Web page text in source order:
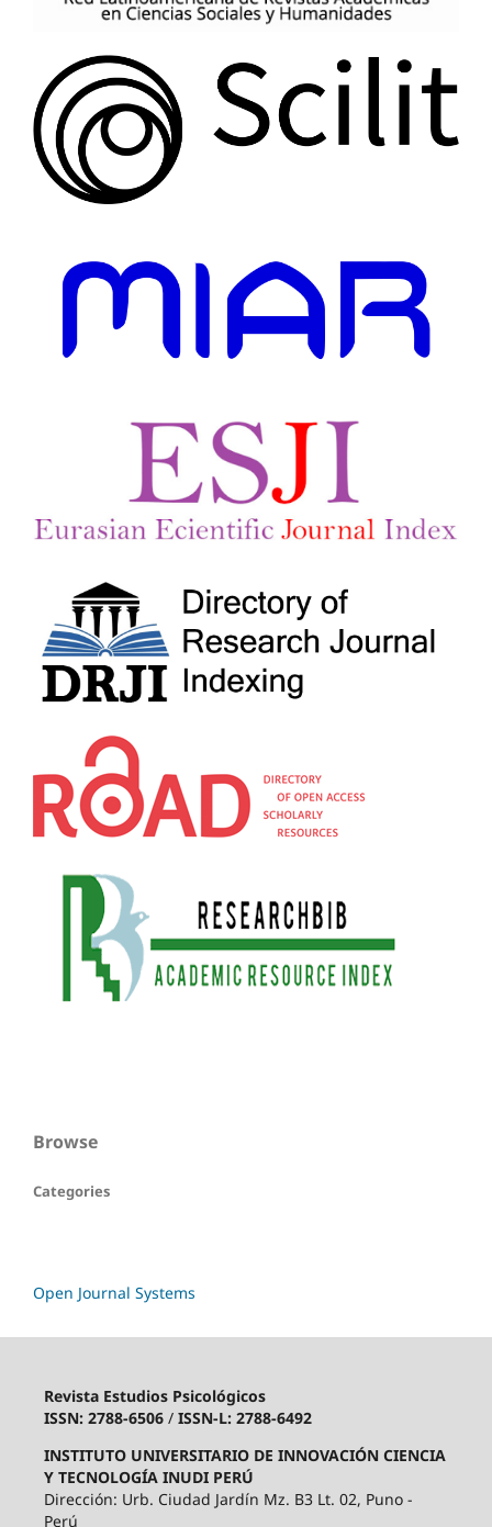
Browse
Categories
Open Journal Systems
Revista Estudios Psicológicos
ISSN: 2788-6506/ ISSN-L: 2788-6492
INSTITUTO UNIVERSITARIO DE INNOVACIÓN CIENCIA
Y TECNOLOGÍA INUDI PERÚ
Dirección: Urb. Ciudad Jardín Mz. B3 Lt. 02, Puno -
Perú